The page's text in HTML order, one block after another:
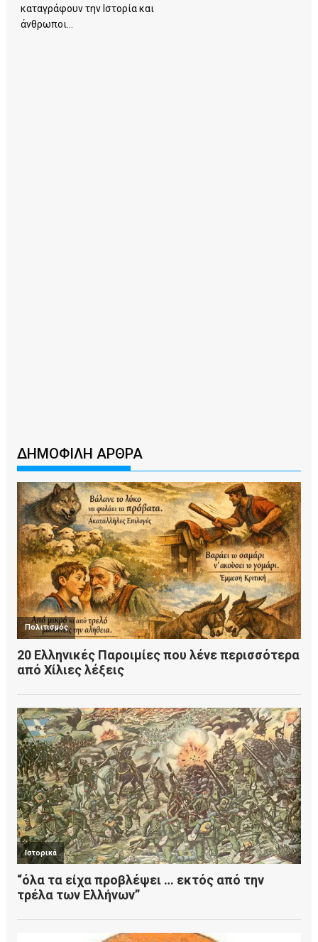
καταγράφουν την Ιστορία και
άνθρωποι...
ΔΗΜΟΦΙΛΗ ΑΡΘΡΑ